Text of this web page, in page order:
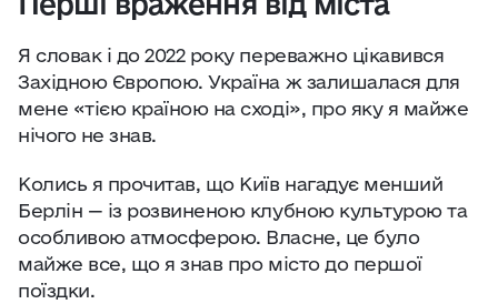
Я словак і до 2022 року переважно цікавився
Західною Європою. Україна ж залишалася для
мене «тією країною на сході», про яку я майже
нічого не знав.
Колись я прочитав, що Київ нагадує менший
Берлін — із розвиненою клубною культурою та
особливою атмосферою. Власне, це було
майже все, що я знав про місто до першої
поїздки.